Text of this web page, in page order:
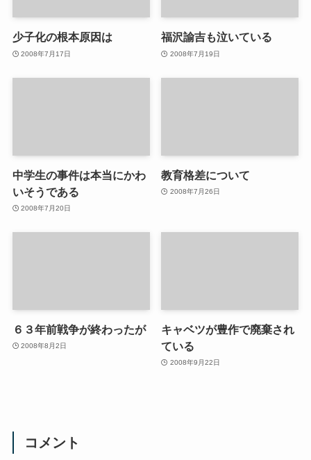
少子化の根本原因は
2008年7月17日
福沢諭吉も泣いている
2008年7月19日
中学生の事件は本当にかわ
いそうである
2008年7月20日
教育格差について
2008年7月26日
６３年前戦争が終わったが
2008年8月2日
キャベツが豊作で廃棄され
ている
2008年9月22日
コメント